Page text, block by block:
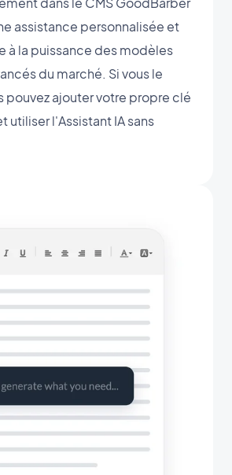
assistance personnalisée et
à la puissance des modèles
du marché. Si vous le
pouvez ajouter votre propre clé
utiliser l'Assistant IA sans